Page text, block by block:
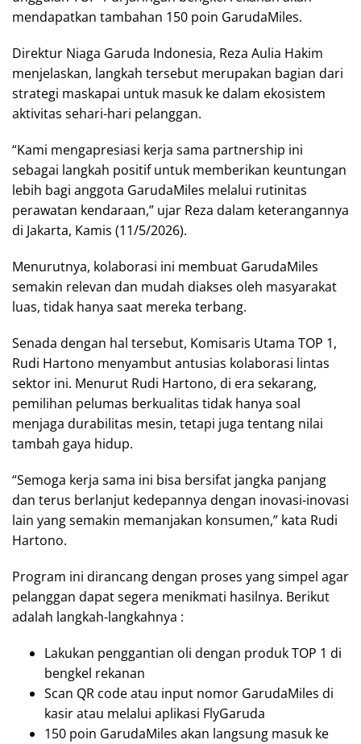
mendapatkan tambahan 150 poin GarudaMiles.
Direktur Niaga Garuda Indonesia, Reza Aulia Hakim
menjelaskan, langkah tersebut merupakan bagian dari
strategi maskapai untuk masuk ke dalam ekosistem
aktivitas sehari-hari pelanggan.
“Kami mengapresiasi kerja sama partnership ini
sebagai langkah positif untuk memberikan keuntungan
lebih bagi anggota GarudaMiles melalui rutinitas
perawatan kendaraan,” ujar Reza dalam keterangannya
di Jakarta, Kamis (11/5/2026).
Menurutnya, kolaborasi ini membuat GarudaMiles
semakin relevan dan mudah diakses oleh masyarakat
luas, tidak hanya saat mereka terbang.
Senada dengan hal tersebut, Komisaris Utama TOP 1,
Rudi Hartono menyambut antusias kolaborasi lintas
sektor ini. Menurut Rudi Hartono, di era sekarang,
pemilihan pelumas berkualitas tidak hanya soal
menjaga durabilitas mesin, tetapi juga tentang nilai
tambah gaya hidup.
“Semoga kerja sama ini bisa bersifat jangka panjang
dan terus berlanjut kedepannya dengan inovasi-inovasi
lain yang semakin memanjakan konsumen,” kata Rudi
Hartono.
Program ini dirancang dengan proses yang simpel agar
pelanggan dapat segera menikmati hasilnya. Berikut
adalah langkah-langkahnya :
Lakukan penggantian oli dengan produk TOP 1 di
bengkel rekanan
Scan QR code atau input nomor GarudaMiles di
kasir atau melalui aplikasi FlyGaruda
150 poin GarudaMiles akan langsung masuk ke